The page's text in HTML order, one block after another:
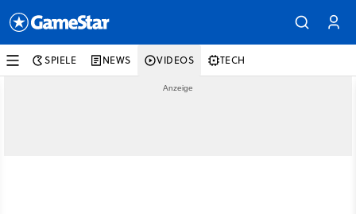
SPIELE NEWS VIDEOS TECH